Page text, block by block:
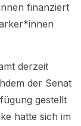
finanziert
derzeit
der Senat
gestellt
hatte sich im